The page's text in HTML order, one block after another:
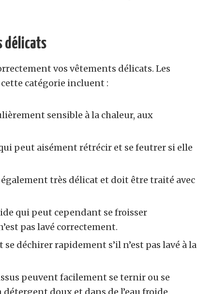
délicats
vos vêtements délicats. Les
catégorie incluent :
sensible à la chaleur, aux
peut aisément rétrécir et se feutrer si elle
très délicat et doit être traité avec
qui peut cependant se froisser
pas lavé correctement.
déchirer rapidement s’il n’est pas lavé à la
peuvent facilement se ternir ou se
doux et dans de l’eau froide.